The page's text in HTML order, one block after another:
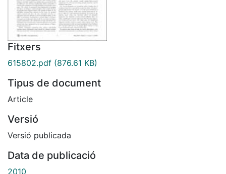
Fitxers
615802.pdf (876.61 KB)
Tipus de document
Article
Versió
Versió publicada
Data de publicació
2010